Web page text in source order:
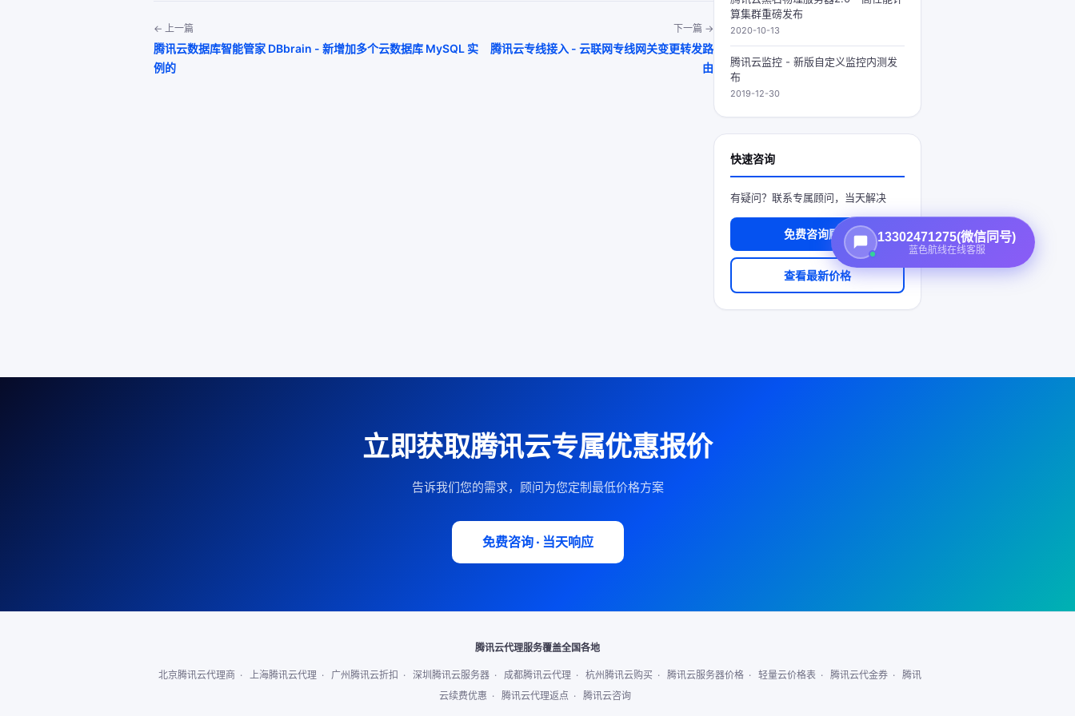
← 上一篇
腾讯云数据库智能管家 DBbrain - 新增加多个云数据库 MySQL 实
例的
下一篇 →
腾讯云专线接入 - 云联网专线网关变更转发路
由
算集群重磅发布
2020-10-13
腾讯云监控 - 新版自定义监控内测发
布
2019-12-30
快速咨询
有疑问？联系专属顾问，当天解决
免费咨询顾问
查看最新价格
立即获取腾讯云专属优惠报价
告诉我们您的需求，顾问为您定制最低价格方案
免费咨询 · 当天响应
腾讯云代理服务覆盖全国各地
北京腾讯云代理商 · 上海腾讯云代理 · 广州腾讯云折扣 · 深圳腾讯云服务器 · 成都腾讯云代理 · 杭州腾讯云购买 · 腾讯云服务器价格 · 轻量云价格表 · 腾讯云代金券 · 腾讯
云续费优惠 · 腾讯云代理返点 · 腾讯云咨询
13302471275(微信同号)
蓝色航线在线客服
13302471275(微信同号)
在线